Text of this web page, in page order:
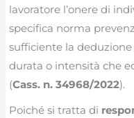
lavoratore l’onere di
specifica norma
sufficiente la
durata o intensità che
(Cass. n. 34968/2022).
Poiché si tratta di